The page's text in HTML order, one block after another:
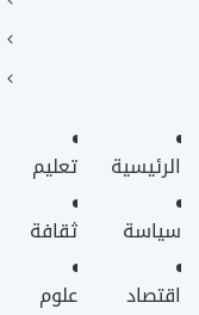
الرئيسية
سياسة
اقتصاد
تعليم
ثقافة
علوم